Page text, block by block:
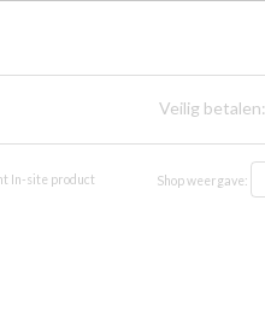
Veilig betalen:
In-site product Shop weergave: